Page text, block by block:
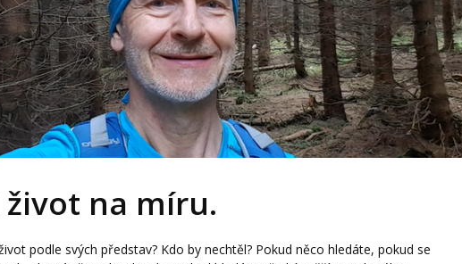
život na míru.
podle svých představ? Kdo by nechtěl? Pokud něco hledáte, pokud se